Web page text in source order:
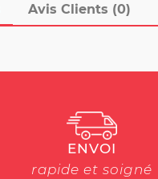
Avis Clients (0)
ENVOI
rapide et soigné